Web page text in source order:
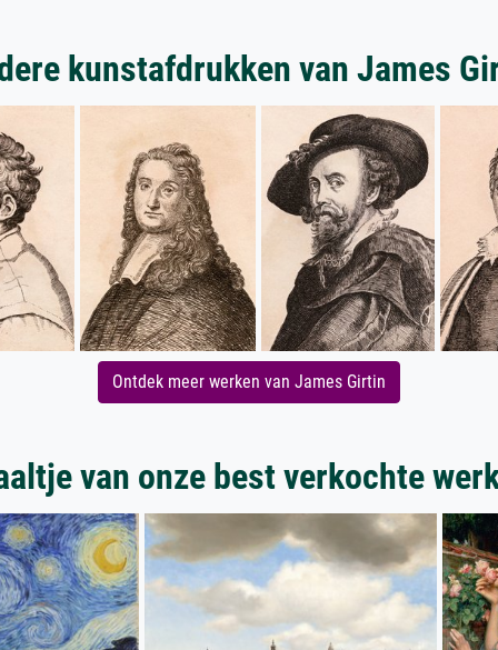
kunstafdrukken van James
Ontdek meer werken van James Girtin
van onze best verkochte